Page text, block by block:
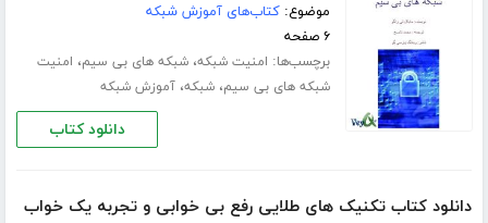
موضوع:کتاب‌های آموزش شبکه
۶ صفحه
برچسب‌ها: امنیت شبکه،شبکه های بی سیم، امنیت
شبکه های بی سیم،شبکه،آموزش شبکه
دانلود کتاب
دانلود کتاب تکنیک های طلایی رفع بی خوابی و تجربه یک خواب